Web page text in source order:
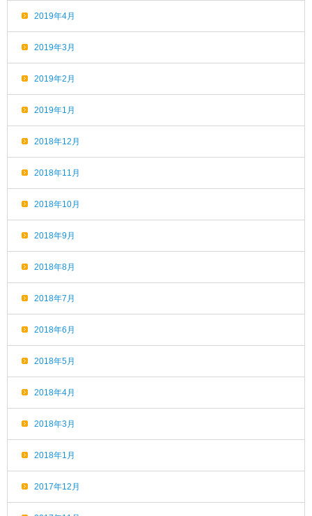
2019年4月
2019年3月
2019年2月
2019年1月
2018年12月
2018年11月
2018年10月
2018年9月
2018年8月
2018年7月
2018年6月
2018年5月
2018年4月
2018年3月
2018年1月
2017年12月